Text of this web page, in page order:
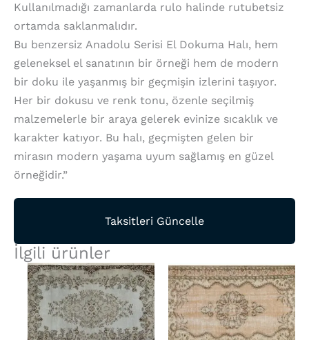
Kullanılmadığı zamanlarda rulo halinde rutubetsiz
ortamda saklanmalıdır.
Bu benzersiz Anadolu Serisi El Dokuma Halı, hem
geleneksel el sanatının bir örneği hem de modern
bir doku ile yaşanmış bir geçmişin izlerini taşıyor.
Her bir dokusu ve renk tonu, özenle seçilmiş
malzemelerle bir araya gelerek evinize sıcaklık ve
karakter katıyor. Bu halı, geçmişten gelen bir
mirasın modern yaşama uyum sağlamış en güzel
örneğidir.”
Taksitleri Güncelle
İlgili ürünler